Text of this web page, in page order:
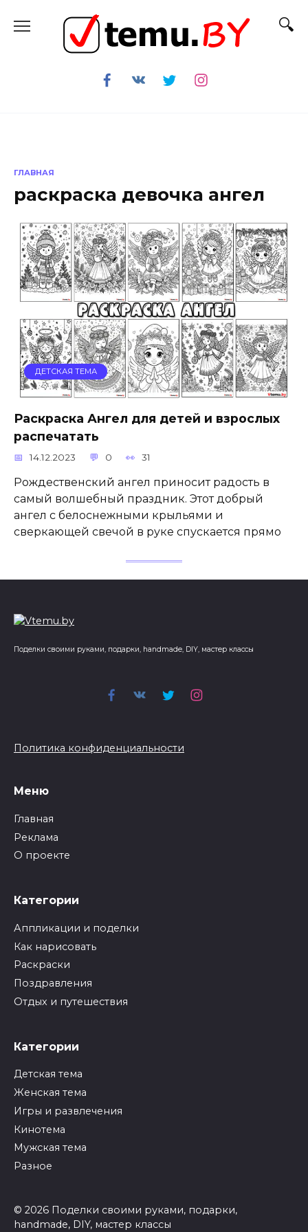
содержанию
ГЛАВНАЯ
раскраска девочка ангел
ДЕТСКАЯ ТЕМА
Раскраска Ангел для детей и взрослых
распечатать
14.12.2023 0 31
Рождественский ангел приносит радость в
самый волшебный праздник. Этот добрый
ангел с белоснежными крыльями и
сверкающей свечой в руке спускается прямо
Поделки своими руками, подарки, handmade, DIY, мастер классы
Политика конфиденциальности
Меню
Главная
Реклама
О проекте
Категории
Аппликации и поделки
Как нарисовать
Раскраски
Поздравления
Отдых и путешествия
Категории
Детская тема
Женская тема
Игры и развлечения
Кинотема
Мужская тема
Разное
© 2026 Поделки своими руками, подарки,
handmade, DIY, мастер классы